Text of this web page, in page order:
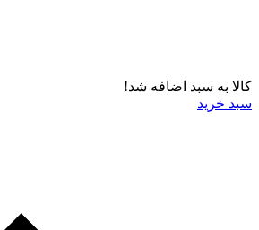
کالا به سبد اضافه شد!
سبد خرید